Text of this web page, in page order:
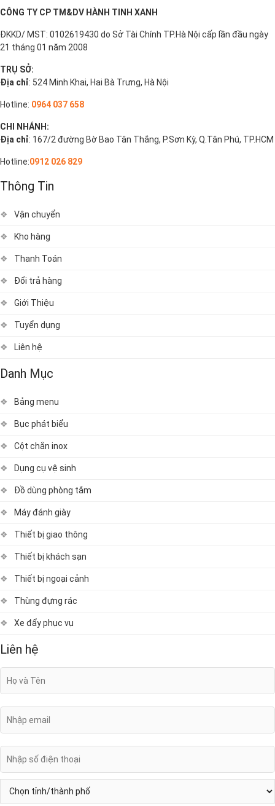
CÔNG TY CP TM&DV HÀNH TINH XANH
ĐKKD/ MST: 0102619430 do Sở Tài Chính TP.Hà Nội cấp lần đầu ngày
21 tháng 01 năm 2008
TRỤ SỞ:
Địa chỉ: 524 Minh Khai, Hai Bà Trưng, Hà Nội
Hotline: 0964 037 658
CHI NHÁNH:
Địa chỉ: 167/2 đường Bờ Bao Tân Thắng, P.Sơn Kỳ, Q.Tân Phú, TP.HCM
Hotline:0912 026 829
Thông Tin
Vận chuyển
Kho hàng
Thanh Toán
Đổi trả hàng
Giới Thiệu
Tuyển dụng
Liên hệ
Danh Mục
Bảng menu
Bục phát biểu
Cột chắn inox
Dụng cụ vệ sinh
Đồ dùng phòng tắm
Máy đánh giày
Thiết bị giao thông
Thiết bị khách sạn
Thiết bị ngoại cảnh
Thùng đựng rác
Xe đẩy phục vụ
Liên hệ